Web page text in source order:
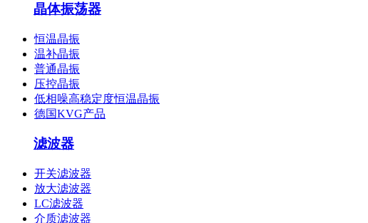
晶体振荡器
恒温晶振
温补晶振
普通晶振
压控晶振
低相噪高稳定度恒温晶振
德国KVG产品
滤波器
开关滤波器
放大滤波器
LC滤波器
介质滤波器